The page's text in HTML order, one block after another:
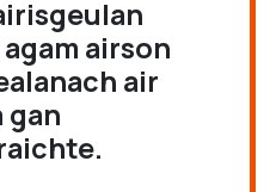
airson
air
gan